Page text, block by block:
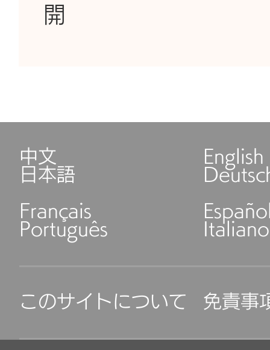
開
中文 English
日本語
Français
Português Italiano
このサイトについて 免責事